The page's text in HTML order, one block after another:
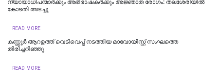
ന്യായാധിപന്മാർക്കും അഭിഭാഷകർക്കും അജ്ഞാത രോഗം: തലശേരിയിൽ
കോടതി അടച്ചു
READ MORE
കണ്ണൂർ ആറളത്ത് വെടിവെപ്പ് നടത്തിയ മാവോയിസ്റ്റ് സംഘത്തെ
തിരിച്ചറിഞ്ഞു
READ MORE